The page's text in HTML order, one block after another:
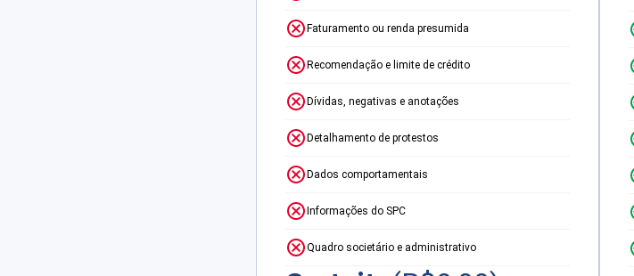
Faturamento ou renda presumida
Recomendação e limite de crédito
Dívidas, negativas e anotações
Detalhamento de protestos
Dados comportamentais
Informações do SPC
Quadro societário e administrativo